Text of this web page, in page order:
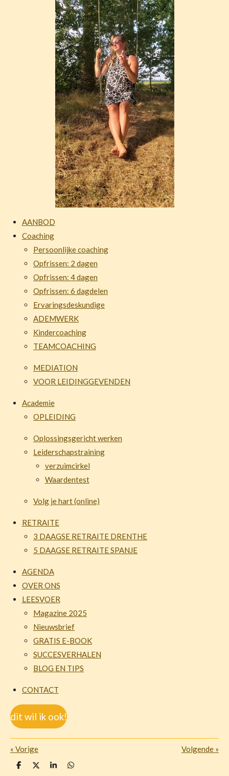
AANBOD
Coaching
Persoonlijke coaching
Opfrissen: 2 dagen
Opfrissen: 4 dagen
Opfrissen: 6 dagdelen
Ervaringsdeskundige
ADEMWERK
Kindercoaching
TEAMCOACHING
MEDIATION
VOOR LEIDINGGEVENDEN
Academie
OPLEIDING
Oplossingsgericht werken
Leiderschapstraining
verzuimcirkel
Waardentest
Volg je hart (online)
RETRAITE
3 DAAGSE RETRAITE DRENTHE
5 DAAGSE RETRAITE SPANJE
AGENDA
OVER ONS
LEESVOER
Magazine 2025
Nieuwsbrief
GRATIS E-BOOK
SUCCESVERHALEN
BLOG EN TIPS
CONTACT
dit wil ik ook!
« Vorige Volgende »
D
D
S
D